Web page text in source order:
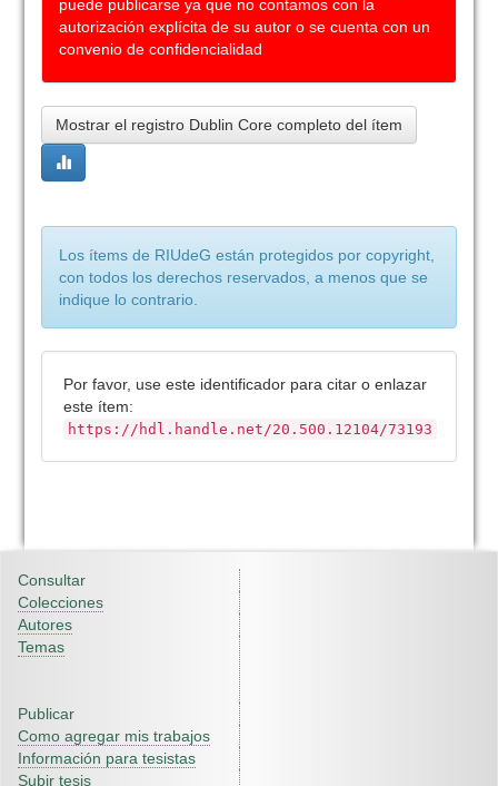
puede publicarse ya que no contamos con la
autorización explícita de su autor o se cuenta con un
convenio de confidencialidad
Mostrar el registro Dublin Core completo del ítem
Los ítems de RIUdeG están protegidos por copyright,
con todos los derechos reservados, a menos que se
indique lo contrario.
Por favor, use este identificador para citar o enlazar
este ítem:
https://hdl.handle.net/20.500.12104/73193
Consultar
Colecciones
Autores
Temas
Publicar
Como agregar mis trabajos
Información para tesistas
Subir tesis